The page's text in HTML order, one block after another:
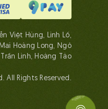
Việt Hùng, Linh Lố,
Hoàng Long, Ngô
Linh, Hoàng Táo
All Rights Reserved.